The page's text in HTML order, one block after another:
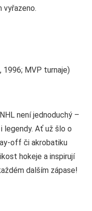
vyřazeno.
1996; MVP turnaje)
není jednoduchý –
legendy. Ať už šlo o
off či akrobatiku
hokeje a inspirují
dalším zápase!